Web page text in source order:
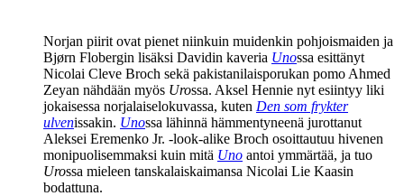
Norjan piirit ovat pienet niinkuin muidenkin pohjoismaiden ja
Bjørn Flobergin lisäksi Davidin kaveria Unossa esittänyt
Nicolai Cleve Broch sekä pakistanilaisporukan pomo Ahmed
Zeyan nähdään myös Urossa. Aksel Hennie nyt esiintyy liki
jokaisessa norjalaiselokuvassa, kuten Den som frykter
ulvenissakin. Unossa lähinnä hämmentyneenä jurottanut
Aleksei Eremenko Jr. ‑look‑alike Broch osoittautuu hivenen
monipuolisemmaksi kuin mitä Uno antoi ymmärtää, ja tuo
Urossa mieleen tanskalaiskaimansa Nicolai Lie Kaasin
bodattuna.